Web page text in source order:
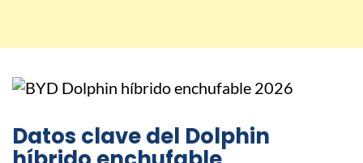
Datos clave del Dolphin